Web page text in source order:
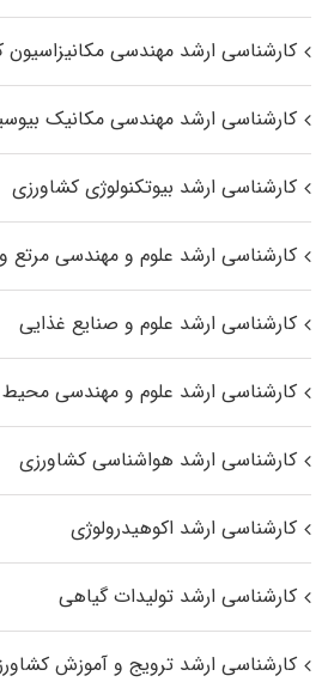
کارشناسی ارشد مهندسی مکانیزاسیون
کارشناسی ارشد مهندسی مکانیک
کارشناسی ارشد بیوتکنولوژی کشاورزی
کارشناسی ارشد علوم و مهندسی مرتع
کارشناسی ارشد علوم و صنایع غذایی
کارشناسی ارشد علوم و مهندسی
کارشناسی ارشد هواشناسی کشاورزی
کارشناسی ارشد اکوهیدرولوژی
کارشناسی ارشد تولیدات گیاهی
کارشناسی ارشد ترویج و آموزش